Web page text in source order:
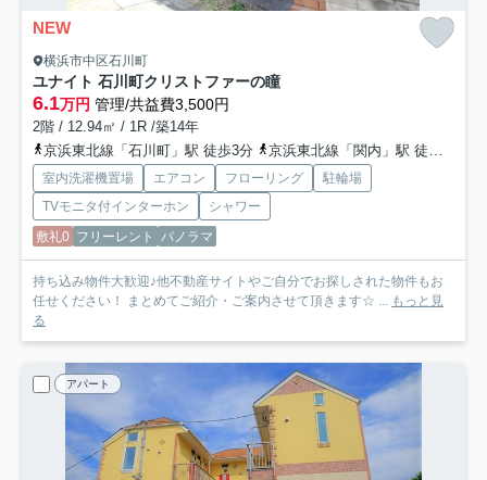
NEW
横浜市中区石川町
ユナイト 石川町クリストファーの瞳
6.1万円 管理/共益費3,500円
2階 / 12.94㎡ / 1R /築14年
京浜東北線「石川町」駅 徒歩3分
京浜東北線「関内」駅 徒歩13分
室内洗濯機置場 エアコン フローリング
駐輪場
TVモニタ付インターホン
シャワー
敷礼0 フリーレント パノラマ
持ち込み物件大歓迎♪他不動産サイトやご自分でお探しされた物件もお
任せください！ まとめてご紹介・ご案内させて頂きます☆ ... もっと見
る
アパート